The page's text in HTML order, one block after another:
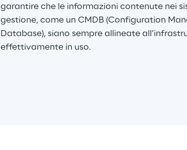
garantire che le informazioni contenute nei
gestione, come un CMDB (Configuration
Database), siano sempre allineate
effettivamente in uso.